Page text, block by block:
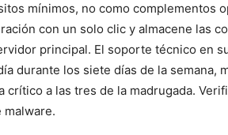
mínimos, no como complementos
con un solo clic y almacene las
principal. El soporte técnico en
durante los siete días de la semana,
a las tres de la madrugada.
malware.